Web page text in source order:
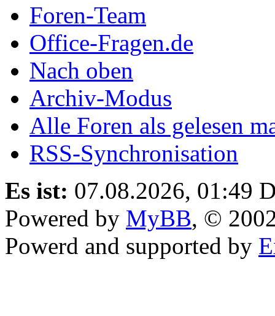
Foren-Team
Office-Fragen.de
Nach oben
Archiv-Modus
Alle Foren als gelesen
RSS-Synchronisation
Es ist: 07.08.2026, 01:49
Powered by MyBB, ©
Powerd and supported by